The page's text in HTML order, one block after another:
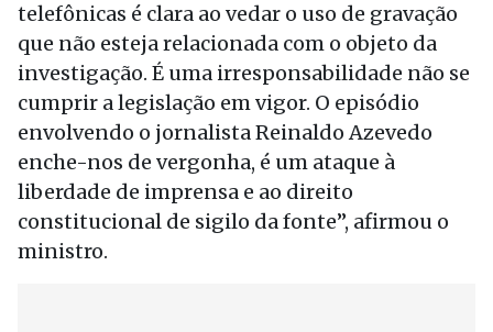
telefônicas é clara ao vedar o uso de gravação
que não esteja relacionada com o objeto da
investigação. É uma irresponsabilidade não se
cumprir a legislação em vigor. O episódio
envolvendo o jornalista Reinaldo Azevedo
enche-nos de vergonha, é um ataque à
liberdade de imprensa e ao direito
constitucional de sigilo da fonte”, afirmou o
ministro.